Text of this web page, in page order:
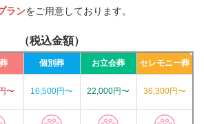
ランをご用意しております。
（税込金額）
個別葬 お立会葬 セレモニー葬
〜 16,500円〜 22,000円〜 36,300円〜